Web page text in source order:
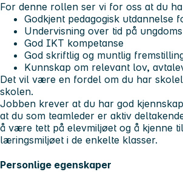
For denne rollen ser vi for oss at du
Godkjent pedagogisk utdannelse
Undervisning over tid på
God IKT kompetanse
God skriftlig og muntlig
Kunnskap om relevant lov,
Det vil være en fordel om du har
skolen.
Jobben krever at du har god
at du som teamleder er aktiv
å være tett på elevmiljøet og å kjenne
læringsmiljøet i de enkelte klasser.
Personlige egenskaper